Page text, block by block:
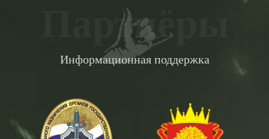
Партнёры
Информационная поддержка